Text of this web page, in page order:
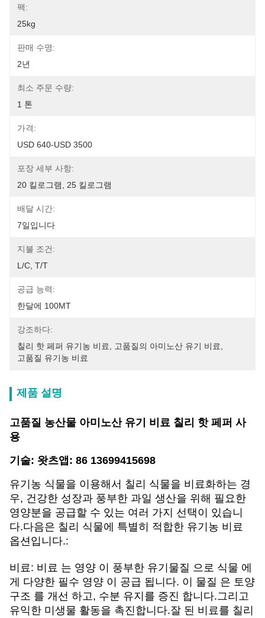
팩:
25kg
판매 수명:
2년
최소 주문 수량:
1 톤
가격:
USD 640-USD 3500
포장 세부 사항:
20 킬로그램, 25 킬로그램
배달 시간:
7일입니다
지불 조건:
L/C, T/T
공급 능력:
한달에 100MT
강조하다:
칠리 핫 페퍼 유기농 비료
고품질의 아미노산 유기 비료
고품질 유기농 비료
제품 설명
고품질 농산물 아미노산 유기 비료 칠리 핫 페퍼 사
용
기술: 왓츠앱: 86 13699415698
유기농 식물을 이용해서 칠리 식물을 비료화하는 경
우, 건강한 성장과 풍부한 과일 생산을 위해 필요한
영양분을 공급할 수 있는 여러 가지 선택이 있습니
다.다음은 칠리 식물에 특별히 적합한 유기농 비료
옵션입니다.:
비료: 비료 는 영양 이 풍부한 유기물질 으로 식물 에
게 다양한 필수 영양 이 공급 됩니다. 이 물질 은 토양
구조 를 개선 하고, 수분 유지를 증진 합니다.그리고
유익한 미생물 활동을 촉진합니다.잘 된 비료를 칠리